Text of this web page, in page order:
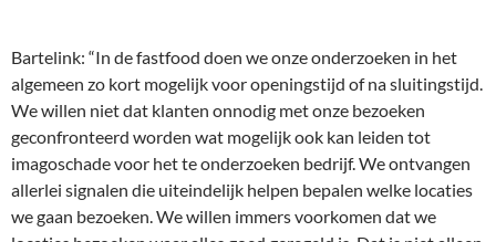
Bartelink: “In de fastfood doen we onze onderzoeken in het
algemeen zo kort mogelijk voor openingstijd of na sluitingstijd.
We willen niet dat klanten onnodig met onze bezoeken
geconfronteerd worden wat mogelijk ook kan leiden tot
imagoschade voor het te onderzoeken bedrijf. We ontvangen
allerlei signalen die uiteindelijk helpen bepalen welke locaties
we gaan bezoeken. We willen immers voorkomen dat we